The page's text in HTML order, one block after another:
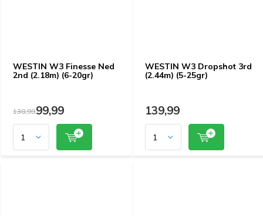
WESTIN W3 Finesse Ned
2nd (2.18m) (6-20gr)
138,9999,99
WESTIN W3 Dropshot 3rd
(2.44m) (5-25gr)
139,99